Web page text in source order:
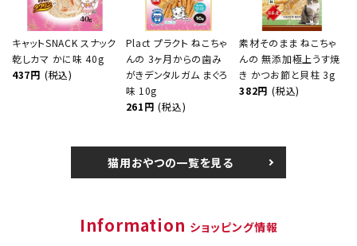
キャットSNACK スナック
乾しカマ かに味 40g
437円 (税込)
Plact プラクト ねこちゃ
んの 3ヶ月からの歯み
がきデンタルガム まぐろ
味 10g
261円 (税込)
素材そのまま ねこちゃ
んの 無添加極上うす焼
き かつお節と貝柱 3g
382円 (税込)
猫用おやつの一覧を見る
Information ショッピング情報